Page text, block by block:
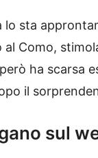
lo sta
Como,
però ha scarsa
il
sul